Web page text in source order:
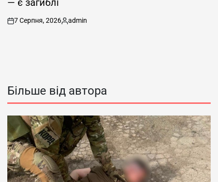
— є загиблі
on
7 Серпня, 2026
Опубліковано
admin
Більше від автора